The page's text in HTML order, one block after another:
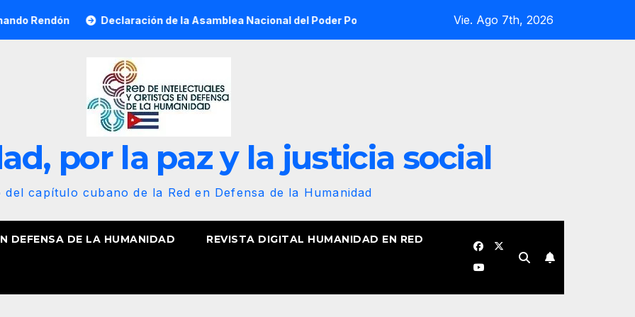
Declaración de la Asamblea Nacional del Poder Popular, ¡Cesen el cerco energético y el castigo colectivo al pueblo
Vie. Ago 7th, 2026
por la paz y la justicia social
del capítulo cubano de la Red en Defensa de la Humanidad
DEFENSA DE LA HUMANIDAD REVISTA DIGITAL HUMANIDAD EN RED